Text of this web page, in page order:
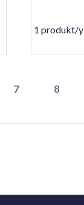
1 produkt/y
7 8